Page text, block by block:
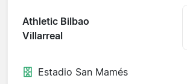
Athletic Bilbao
Villarreal
Estadio San Mamés